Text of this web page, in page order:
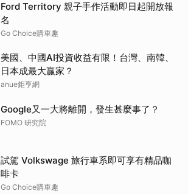
Ford Territory 親子手作活動即日起開放報
名
Go Choice購車趣
美國、中國AI投資收益有限！台灣、南韓、
日本成最大贏家？
anue鉅亨網
Google又一大將離開，發生甚麼事了？
FOMO 研究院
試駕 Volkswage 旅行車系即可享有精品咖
啡卡
Go Choice購車趣